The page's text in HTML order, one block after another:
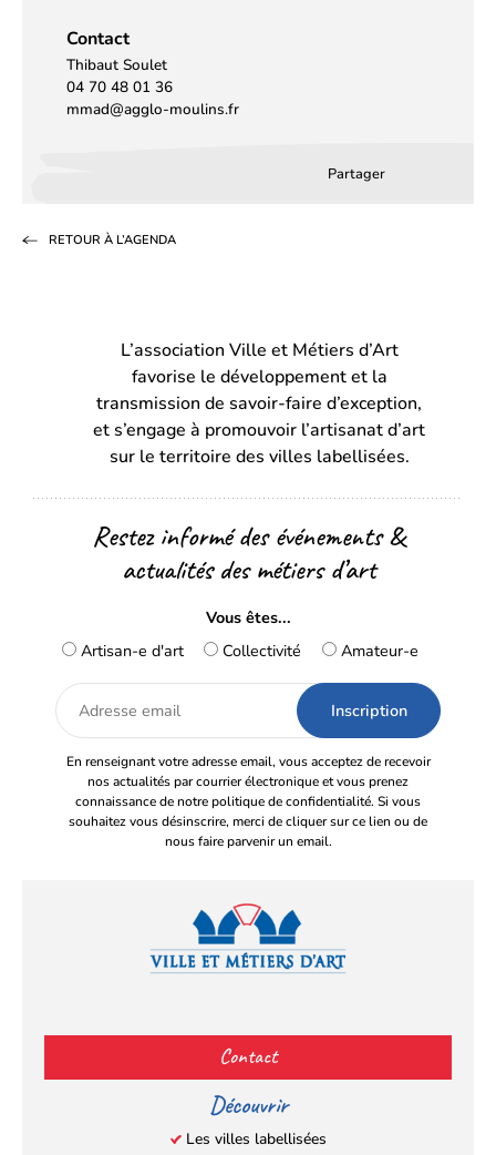
Contact
Thibaut Soulet
04 70 48 01 36
mmad@agglo-moulins.fr
Partager
un
onglet)onglet)
RETOUR À L’AGENDA
L’association Ville et Métiers d’Art
favorise le développement et la
transmission de savoir-faire d’exception,
et s’engage à promouvoir l’artisanat d’art
sur le territoire des villes labellisées.
Restez informé des événements &
actualités des métiers d’art
Vous êtes...
Artisan-e d'art
Collectivité Amateur-e
Adresse
email
En renseignant votre adresse email, vous acceptez de recevoir
nos actualités par courrier électronique et vous prenez
connaissance de notre politique de confidentialité. Si vous
souhaitez vous désinscrire, merci de cliquer sur ce lien ou de
nous faire parvenir un email.
(s’ouvre
dans
un
nouvel
onglet)
(s’ouvre
dans
un
nouvel
onglet)
(s’ouvre
dans
un
nouvel
onglet)
(s’ouvre
un
nouvel
onglet)
Contact
Découvrir
Les villes labellisées